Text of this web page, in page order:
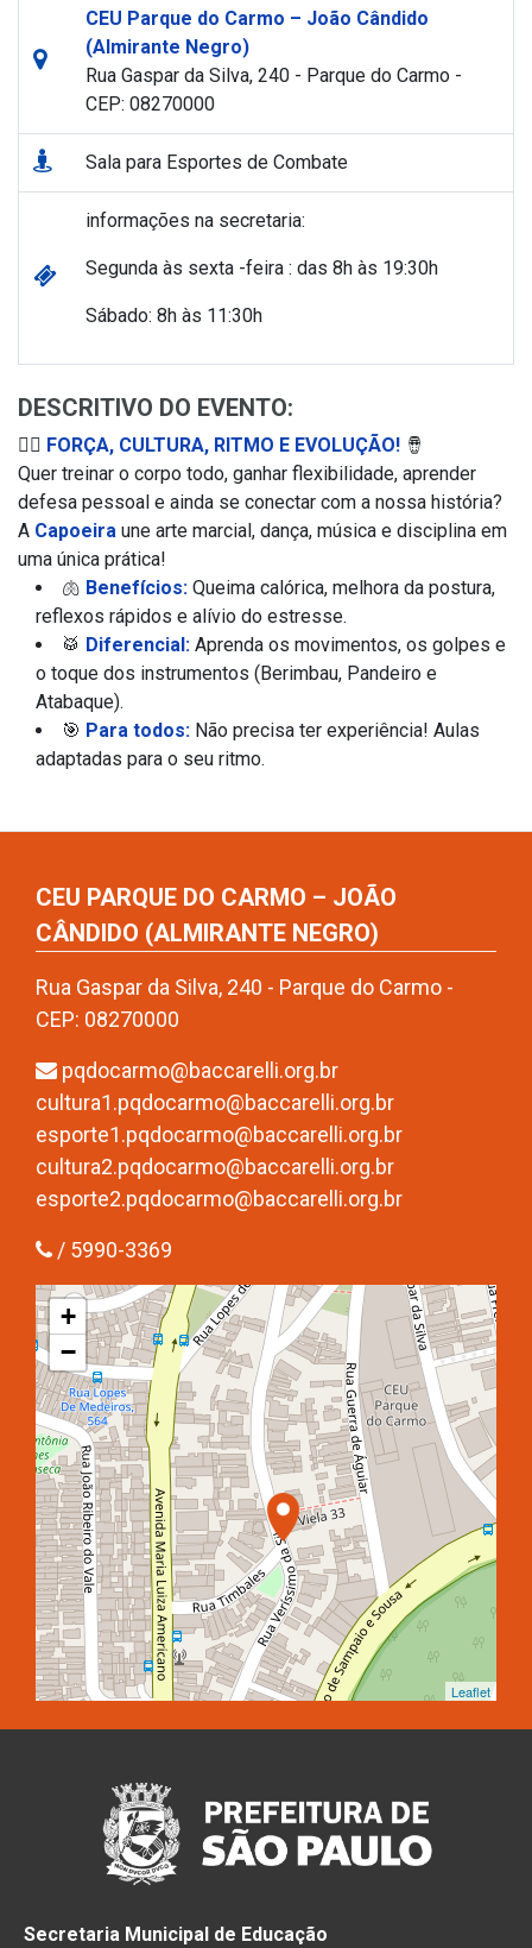
CEU Parque do Carmo – João Cândido
(Almirante Negro)
Rua Gaspar da Silva, 240 - Parque do Carmo -
CEP: 08270000
Sala para Esportes de Combate
informações na secretaria:
Segunda às sexta -feira : das 8h às 19:30h
Sábado: 8h às 11:30h
DESCRITIVO DO EVENTO:
🤸‍♂️ FORÇA, CULTURA, RITMO E EVOLUÇÃO! 🪘
Quer treinar o corpo todo, ganhar flexibilidade, aprender
defesa pessoal e ainda se conectar com a nossa história?
A Capoeira une arte marcial, dança, música e disciplina em
uma única prática!
🫁 Benefícios: Queima calórica, melhora da postura,
reflexos rápidos e alívio do estresse.
🥁 Diferencial: Aprenda os movimentos, os golpes e
o toque dos instrumentos (Berimbau, Pandeiro e
Atabaque).
🎯 Para todos: Não precisa ter experiência! Aulas
adaptadas para o seu ritmo.
CEU PARQUE DO CARMO – JOÃO
CÂNDIDO (ALMIRANTE NEGRO)
Rua Gaspar da Silva, 240 - Parque do Carmo -
CEP: 08270000
pqdocarmo@baccarelli.org.br
cultura1.pqdocarmo@baccarelli.org.br
esporte1.pqdocarmo@baccarelli.org.br
cultura2.pqdocarmo@baccarelli.org.br
esporte2.pqdocarmo@baccarelli.org.br
/ 5990-3369
+
−
Leaflet
Secretaria Municipal de Educação